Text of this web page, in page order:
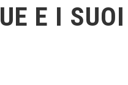
E I SUOI